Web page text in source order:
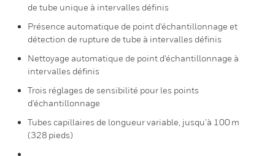
de tube unique à intervalles définis
Présence automatique de point d'échantillonnage et
détection de rupture de tube à intervalles définis
Nettoyage automatique de point d'échantillonnage à
intervalles définis
Trois réglages de sensibilité pour les points
d'échantillonnage
Tubes capillaires de longueur variable, jusqu’à 100 m
(328 pieds)